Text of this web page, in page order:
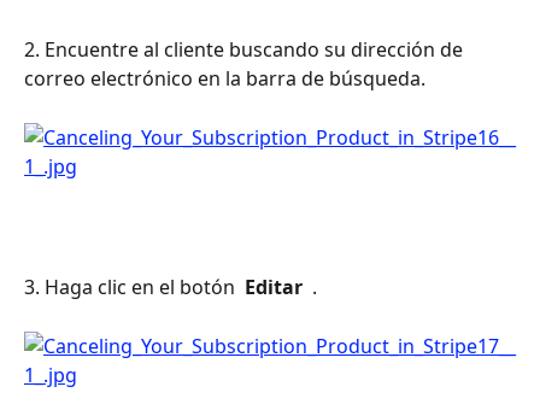
2. Encuentre al cliente buscando su dirección de
correo electrónico en la barra de búsqueda.
3. Haga clic en el botón Editar .